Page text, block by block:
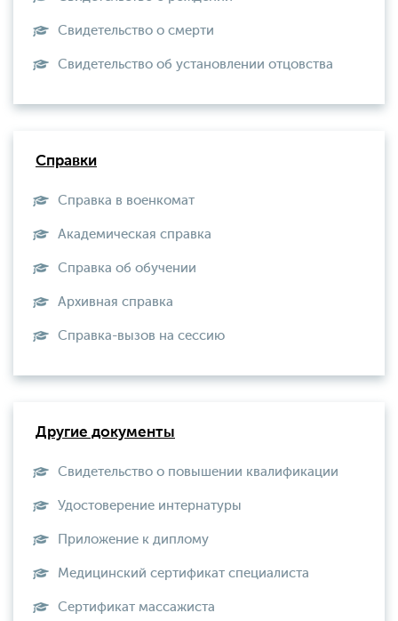
Свидетельство о смерти
Свидетельство об установлении отцовства
Справки
Справка в военкомат
Академическая справка
Справка об обучении
Архивная справка
Справка-вызов на сессию
Другие документы
Свидетельство о повышении квалификации
Удостоверение интернатуры
Приложение к диплому
Медицинский сертификат специалиста
Сертификат массажиста